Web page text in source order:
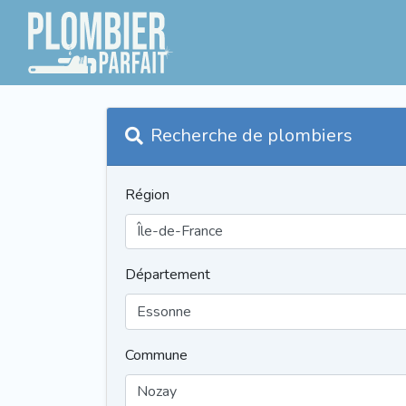
Recherche de plombiers
Région
Département
Commune